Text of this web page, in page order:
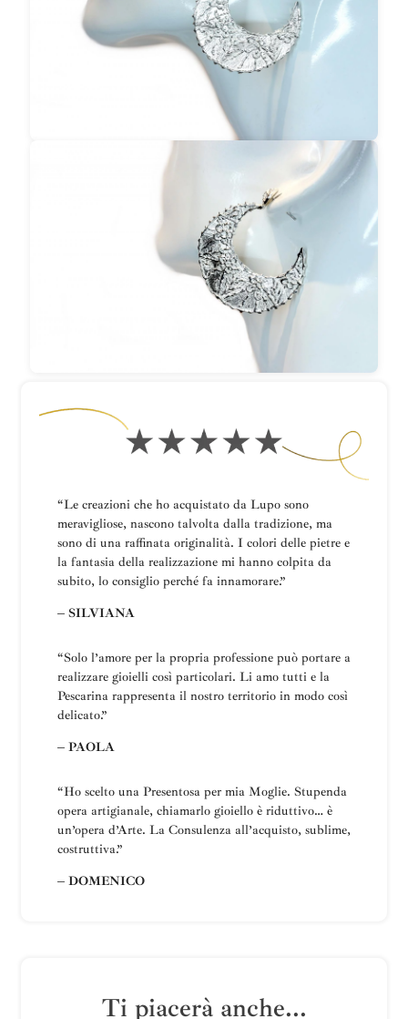
“Le creazioni che ho acquistato da Lupo sono
meravigliose, nascono talvolta dalla tradizione, ma
sono di una raffinata originalità. I colori delle pietre e
la fantasia della realizzazione mi hanno colpita da
subito, lo consiglio perché fa innamorare.”
– SILVIANA
“Solo l’amore per la propria professione può portare a
realizzare gioielli così particolari. Li amo tutti e la
Pescarina rappresenta il nostro territorio in modo così
delicato.”
– PAOLA
“Ho scelto una Presentosa per mia Moglie. Stupenda
opera artigianale, chiamarlo gioiello è riduttivo… è
un’opera d’Arte. La Consulenza all’acquisto, sublime,
costruttiva.”
– DOMENICO
Ti piacerà anche...